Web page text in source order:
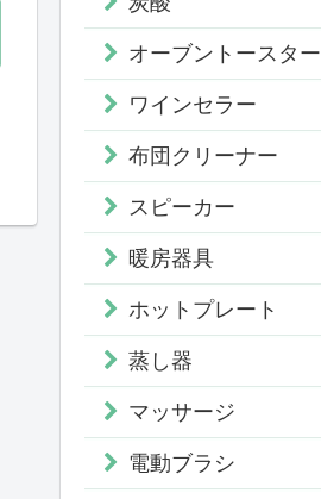
オーブントースター
ワインセラー
布団クリーナー
スピーカー
暖房器具
ホットプレート
蒸し器
マッサージ
電動ブラシ